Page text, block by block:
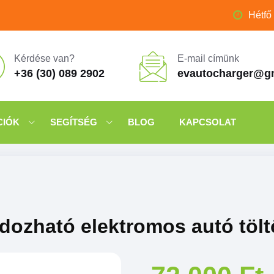
Kérdése van?
+36 (30) 089 2902
E-mail címünk
SEGÍTSÉG BLOG KAPCSOLAT
elektromos autó